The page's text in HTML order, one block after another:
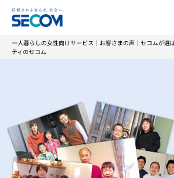
一人暮らしの女性向けサービス｜お客さまの声｜セコムが選
ティのセコム